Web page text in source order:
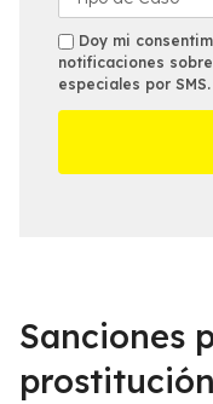
*
i
c
i
n
a
a
e
t
a
l
l
s
o
s
m
s
Doy mi
notificaciones
especiales por SMS.
Sanciones